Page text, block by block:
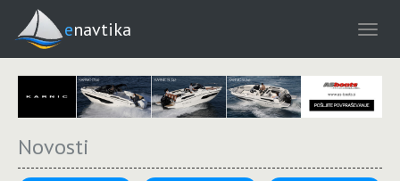
enavtika
Novosti